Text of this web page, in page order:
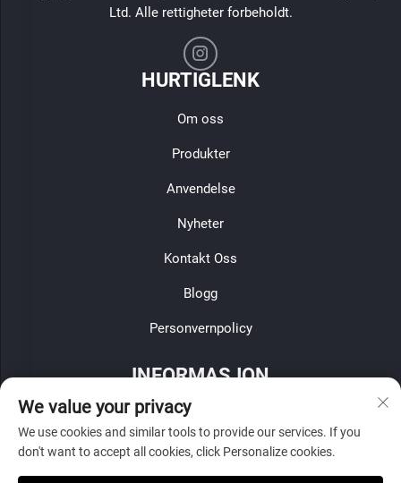
Ltd. Alle rettigheter forbeholdt.
HURTIGLENK
Om oss
Produkter
Anvendelse
Nyheter
Kontakt Oss
Blogg
Personvernpolicy
INFORMASJON
Registrer deg for å motta vårt ukentlige nyhetsbrev
We value your privacy
We use cookies and similar tools to provide our services. If you
don't want to accept all cookies, click Personalize cookies.